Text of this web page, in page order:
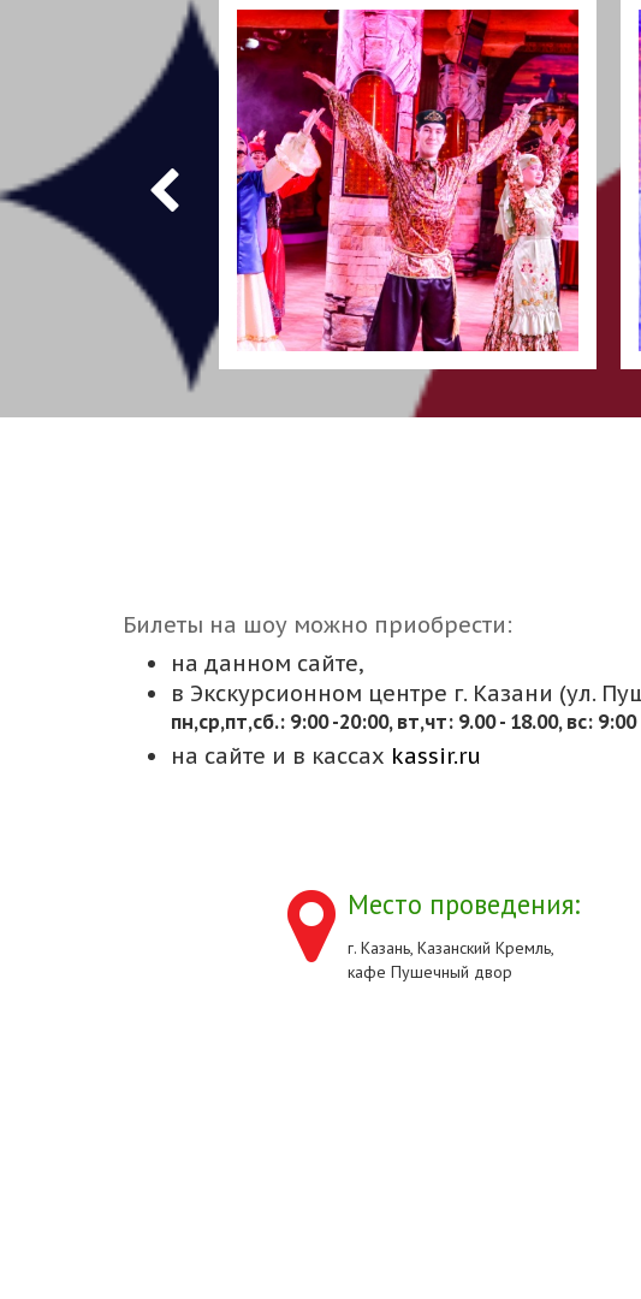
Билеты на шоу можно приобрести:
на данном сайте,
в Экскурсионном центре г. Казани (ул.
пн,cр,пт,сб.: 9:00 -20:00, вт,чт: 9.00 - 18.00, вс:
на сайте и в кассах kassir.ru
Место проведения:
г. Казань, Казанский Кремль,
кафе Пушечный двор